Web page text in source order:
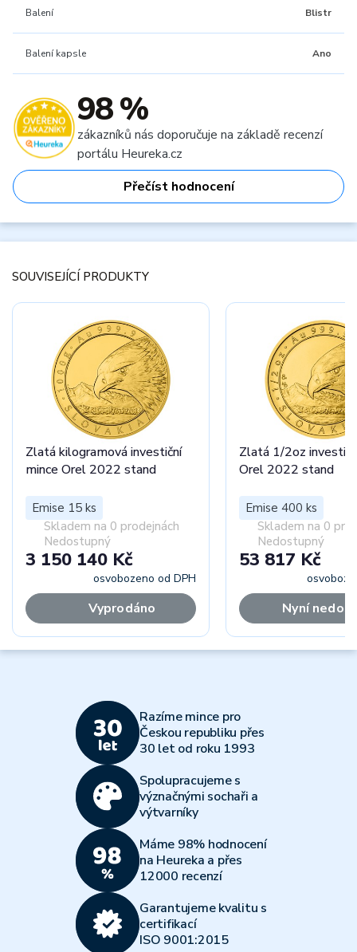
Balení Blistr
Balení kapsle Ano
98 %
zákazníků nás doporučuje na základě recenzí
portálu Heureka.cz
Přečíst hodnocení
SOUVISEJÍCÍ PRODUKTY
Zlatá kilogramová investiční
mince Orel 2022 stand
Emise 15 ks
Skladem na 0 prodejnách
Nedostupný
3 150 140 Kč
osvobozeno od DPH
Vyprodáno
Zlatá 1/2oz
Orel 2022 stand
Emise 400 ks
Skladem na 0
Nedostupný
53 817 Kč
Nyní
Razíme mince pro
Českou republiku přes
30 let od roku 1993
Spolupracujeme s
význačnými sochaři a
výtvarníky
Máme 98% hodnocení
na Heureka a přes
12000 recenzí
Garantujeme kvalitu s
certifikací
ISO 9001:2015